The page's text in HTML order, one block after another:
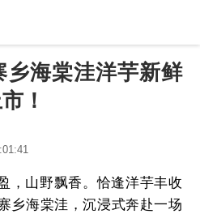
乡海棠洼洋芋新鲜
！
，山野飘香。恰逢洋芋丰收
乡海棠洼，沉浸式奔赴一场